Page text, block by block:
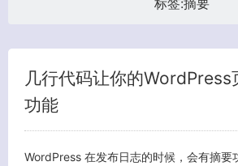
几行代码让你的WordPress
功能
WordPress 在发布日志的时候，会有摘要